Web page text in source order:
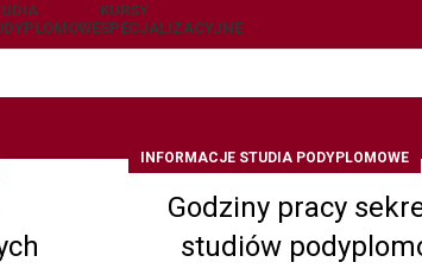
KURSY
SPECJALIZACYJNE
INFORMACJE STUDIA PODYPLOMOWE
Godziny pracy
studiów